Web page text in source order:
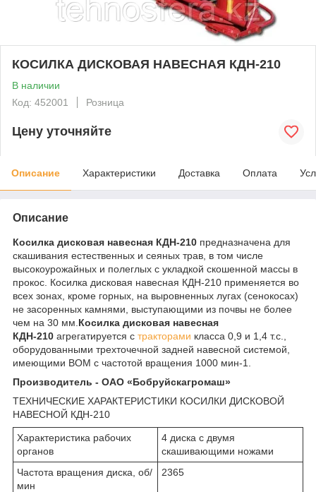
КОСИЛКА ДИСКОВАЯ НАВЕСНАЯ КДН-210
В наличии
Код: 452001
Розница
Цену уточняйте
Описание Характеристики Доставка Оплата
Описание
Косилка дисковая навесная КДН-210 предназначена для
скашивания естественных и сеяных трав, в том числе
высокоурожайных и полеглых с укладкой скошенной массы в
прокос. Косилка дисковая навесная КДН-210 применяется во
всех зонах, кроме горных, на выровненных лугах (сенокосах)
не засоренных камнями, выступающими из почвы не более
чем на 30 мм. Косилка дисковая навесная
КДН-210 агрегатируется с тракторами класса 0,9 и 1,4 т.с.,
оборудованными трехточечной задней навесной системой,
имеющими ВОМ с частотой вращения 1000 мин-1.
Производитель - ОАО «Бобруйскагромаш»
ТЕХНИЧЕСКИЕ ХАРАКТЕРИСТИКИ КОСИЛКИ ДИСКОВОЙ
НАВЕСНОЙ КДН-210
Характеристика рабочих
органов
4 диска с двумя
скашивающими ножами
Частота вращения диска, об/
мин
2365